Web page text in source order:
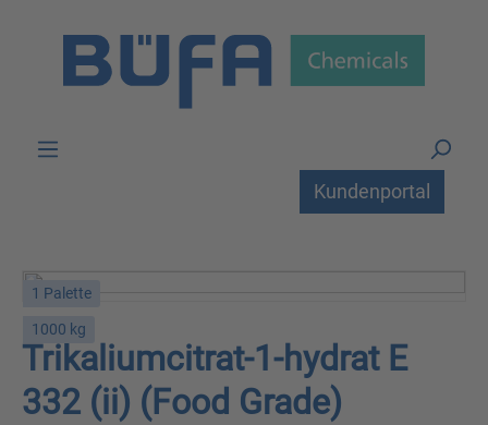
Kundenportal
1 Palette
1000 kg
Trikaliumcitrat-1-hydrat E
332 (ii) (Food Grade)